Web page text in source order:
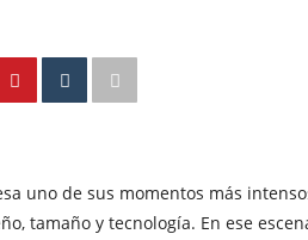
uno de sus momentos más
tamaño y tecnología. En ese